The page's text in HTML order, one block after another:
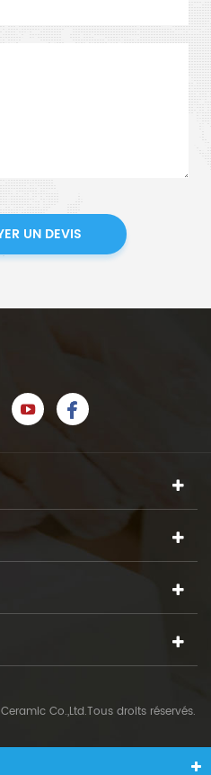
UN DEVIS
Co.,Ltd.Tous droits réservés.